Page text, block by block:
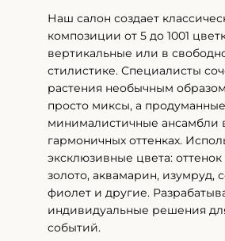
Наш салон создает
композиции от 5 до 1001
вертикальные или в
стилистике. Специалисты
растения необычным
просто миксы, а продуманные
минималистичные ансамбли
гармоничных оттенках.
эксклюзивные цвета:
золото, аквамарин, изумруд,
фиолет и другие.
индивидуальные решения
событий.